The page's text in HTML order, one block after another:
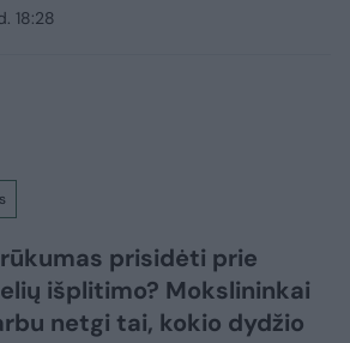
18:28
prisidėti prie
išplitimo? Mokslininkai
netgi tai, kokio dydžio